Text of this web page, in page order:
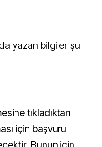
yazan bilgiler şu
tıkladıktan
için başvuru
Bunun için